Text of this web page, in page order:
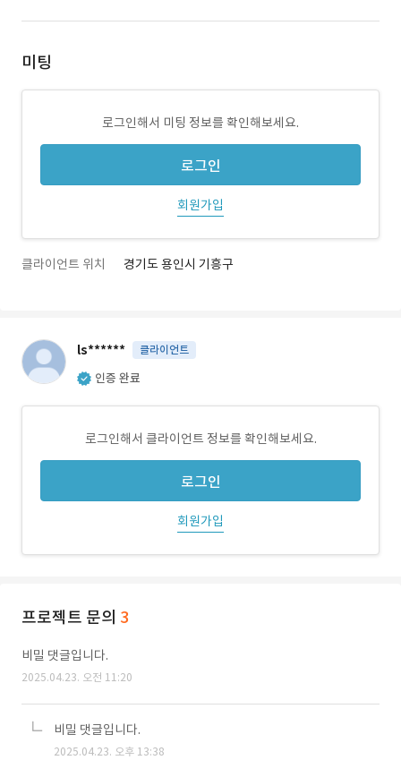
미팅
로그인해서 미팅 정보를 확인해보세요.
로그인
회원가입
클라이언트 위치 경기도 용인시 기흥구
ls****** 클라이언트
인증 완료
로그인해서 클라이언트 정보를 확인해보세요.
로그인
회원가입
프로젝트 문의 3
비밀 댓글입니다.
2025.04.23. 오전 11:20
비밀 댓글입니다.
2025.04.23. 오후 13:38